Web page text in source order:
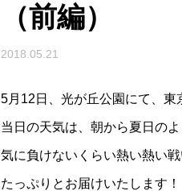
（前編）
2018.05.21
5月12日、光が丘公園にて、東
当日の天気は、朝から夏日の
気に負けないくらい熱い熱い
たっぷりとお届けいたします！